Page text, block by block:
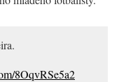
8OqvRSe5a2